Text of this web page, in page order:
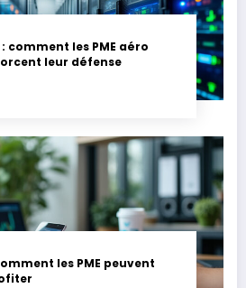
comment les PME aéro
leur défense
les PME peuvent